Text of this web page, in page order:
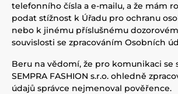
telefonního čísla a e-mailu, a že mám
podat stížnost k Úřadu pro ochranu
nebo k jinému příslušnému
souvislosti se zpracováním Osobních
Beru na vědomí, že pro komunikaci se
SEMPRA FASHION s.r.o. ohledně
údajů správce nejmenoval pověřence.